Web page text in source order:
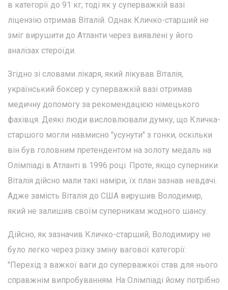
в категорії до 91 кг, тоді як у суперважкій вазі
ліцензію отримав Віталій. Однак Кличко-старший не
зміг вирушити до Атланти через виявлені у його
аналізах стероїди.
Згідно зі словами лікаря, який лікував Віталія,
український боксер у суперважкій вазі отримав
медичну допомогу за рекомендацією німецького
фахівця. Деякі люди висловлювали думку, що Кличка-
старшого могли навмисно "усунути" з гонки, оскільки
він був головним претендентом на золоту медаль на
Олімпіаді в Атланті в 1996 році. Проте, якщо суперники
Віталія дійсно мали такі наміри, їх план зазнав невдачі.
Адже замість Віталія до США вирушив Володимир,
який не залишив своїм суперникам жодного шансу.
Дійсно, як зазначив Кличко-старший, Володимиру не
було легко через різку зміну вагової категорії:
"Перехід з важкої ваги до суперважкої став для нього
справжнім випробуванням. На Олімпіаді йому потрібно